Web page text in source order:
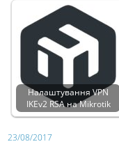
Налаштування VPN
IKEv2 RSA на Mikrotik
23/08/2017